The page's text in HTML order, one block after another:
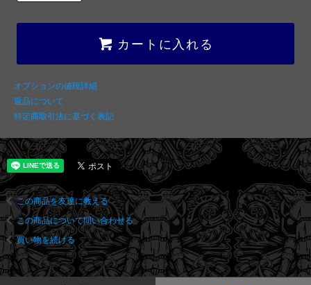
カートに入れる
オプションの値段詳細
返品について
特定商取引法に基づく表記
この商品を友達に教える
この商品について問い合わせる
買い物を続ける